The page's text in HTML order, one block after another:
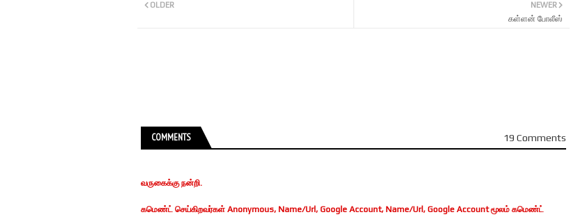
NEWER
கள்ளன் போலீஸ்
OLDER
COMMENTS 19 Comments
வருகைக்கு நன்றி.
கமெண்ட் செய்கிறவர்கள் Anonymous, Name/Url, Google Account, Name/Url, Google Account மூலம் கமெண்ட்